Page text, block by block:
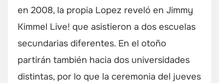
en 2008, la propia Lopez reveló en Jimmy
Kimmel Live! que asistieron a dos escuelas
secundarias diferentes. En el otoño
partirán también hacia dos universidades
distintas, por lo que la ceremonia del jueves